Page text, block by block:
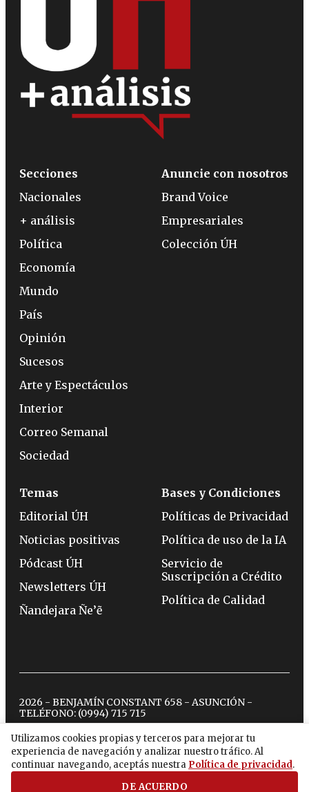
Utilizamos cookies propias y terceros para mejorar tu
experiencia de navegación y analizar nuestro tráfico. Al
continuar navegando, aceptás nuestra Política de privacidad.
DE ACUERDO
Secciones
Nacionales
+ análisis
Política
Economía
Mundo
País
Opinión
Sucesos
Arte y Espectáculos
Interior
Correo Semanal
Sociedad
Anuncie con nosotros
Brand Voice
Empresariales
Colección ÚH
Temas
Editorial ÚH
Noticias positivas
Pódcast ÚH
Newsletters ÚH
Ñandejara Ñe’ẽ
Bases y Condiciones
Políticas de Privacidad
Política de uso de la IA
Servicio de
Suscripción a Crédito
Política de Calidad
2026 - BENJAMÍN CONSTANT 658 - ASUNCIÓN -
TELÉFONO: (0994) 715 715
twitterinstagram
facebook
tiktokyoutubespotify